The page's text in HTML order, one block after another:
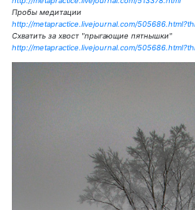
Пробы медитации
http://metapractice.livejournal.com/
Схватить за хвост "прыгающие пятнышки"
http://metapractice.livejournal.com/